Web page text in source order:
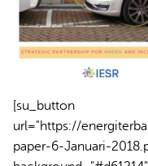
[su_button
url="https://
paper-6-Januari-